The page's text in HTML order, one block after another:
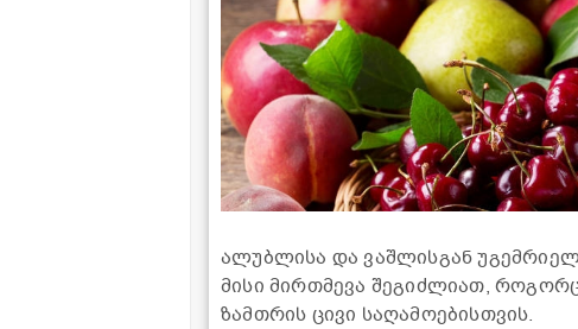
ალუბლისა და ვაშლისგან
მისი მირთმევა შეგიძლიათ,
ზამთრის ცივი საღამოებისთვის.